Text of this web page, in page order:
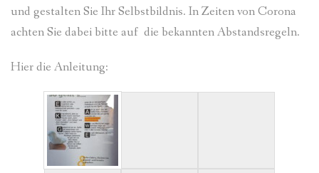
und gestalten Sie Ihr Selbstbildnis. In Zeiten von Corona
achten Sie dabei bitte auf die bekannten Abstandsregeln.
Hier die Anleitung: